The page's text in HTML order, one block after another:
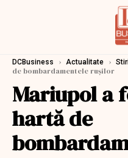
DCBusiness › Actualitate ›
de bombardamentele ruşilor
Mariupol a
hartă de